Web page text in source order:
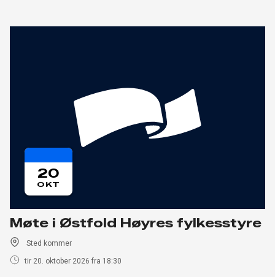
20
OKT
Møte i Østfold Høyres fylkesstyre
Sted kommer
tir 20. oktober 2026 fra 18:30